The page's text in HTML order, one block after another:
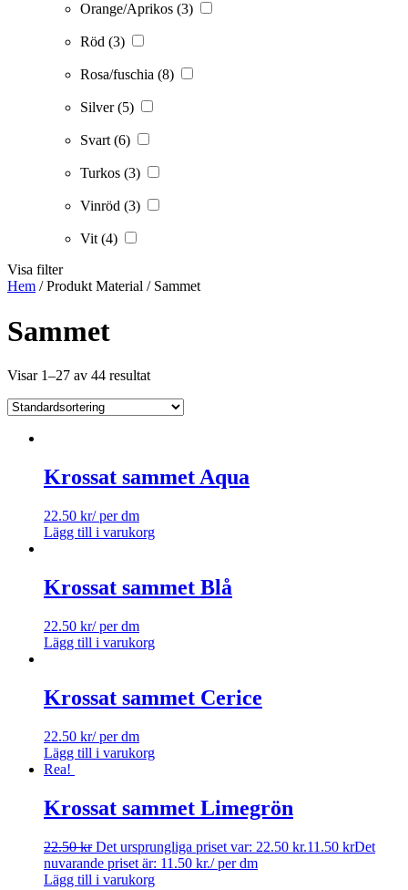
Orange/Aprikos (3)
Röd (3)
Rosa/fuschia (8)
Silver(5)
Svart(6)
Turkos (3)
Vinröd (3)
Vit(4)
Visa filter
Hem / Produkt Material / Sammet
Sammet
Visar 1–27 av 44 resultat
Krossat sammet Aqua
22.50 kr/ per dm
Lägg till i varukorg
Krossat sammet Blå
22.50 kr/ per dm
Lägg till i varukorg
Krossat sammet Cerice
22.50 kr/ per dm
Lägg till i varukorg
Rea!
Krossat sammet Limegrön
22.50kr Det ursprungliga priset var: 22.50 kr.11.50 krDet
nuvarande priset är: 11.50 kr./ per dm
Lägg till i varukorg